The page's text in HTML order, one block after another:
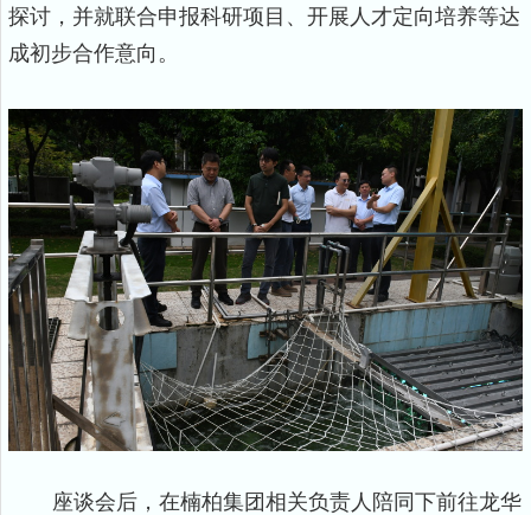
探讨，并就联合申报科研项目、开展人才定向培养等达
成初步合作意向。
座谈会后，在楠柏集团相关负责人陪同下前往龙华